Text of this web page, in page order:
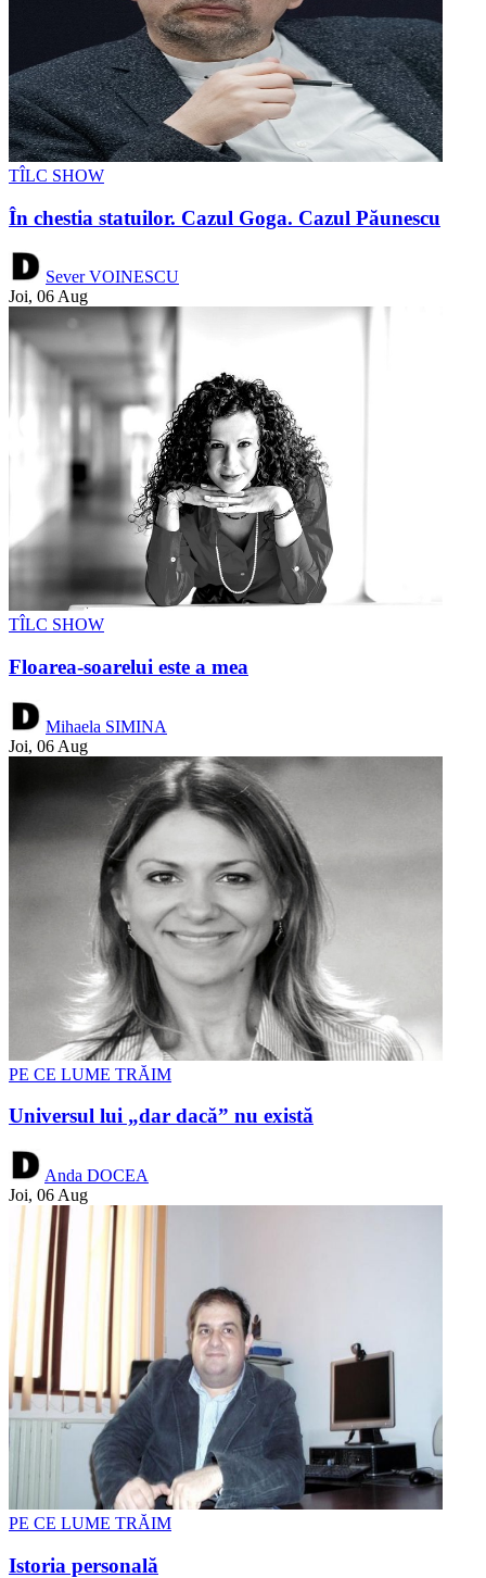
TÎLC SHOW
În chestia statuilor. Cazul Goga. Cazul Păunescu
Sever VOINESCU
Joi, 06 Aug
TÎLC SHOW
Floarea-soarelui este a mea
Mihaela SIMINA
Joi, 06 Aug
PE CE LUME TRĂIM
Universul lui „dar dacă” nu există
Anda DOCEA
Joi, 06 Aug
PE CE LUME TRĂIM
Istoria personală